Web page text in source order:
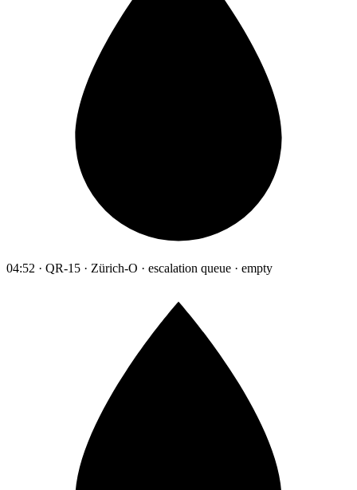
04:52 · QR-15 · Zürich-O · escalation queue · empty